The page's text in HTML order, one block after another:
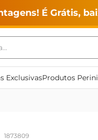
É Grátis,
ExclusivasProdutos Perini
1873809